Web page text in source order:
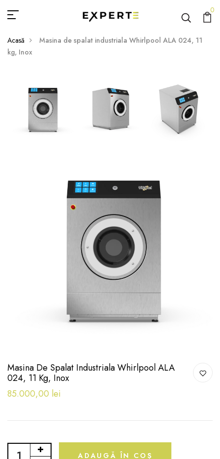
0
Acasă
Masina de spalat industriala Whirlpool ALA 024, 11
kg, Inox
Masina De Spalat Industriala Whirlpool ALA
024, 11 Kg, Inox
85.000,00 lei
ADAUGĂ ÎN COȘ